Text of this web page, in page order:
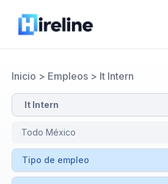
Inicio > Empleos> It Intern